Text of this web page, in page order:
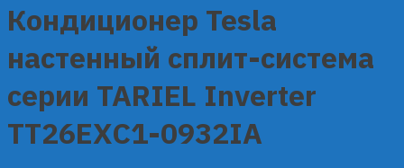
Кондиционер Tesla
настенный сплит-система
серии TARIEL Inverter
TT26EXC1-0932IA